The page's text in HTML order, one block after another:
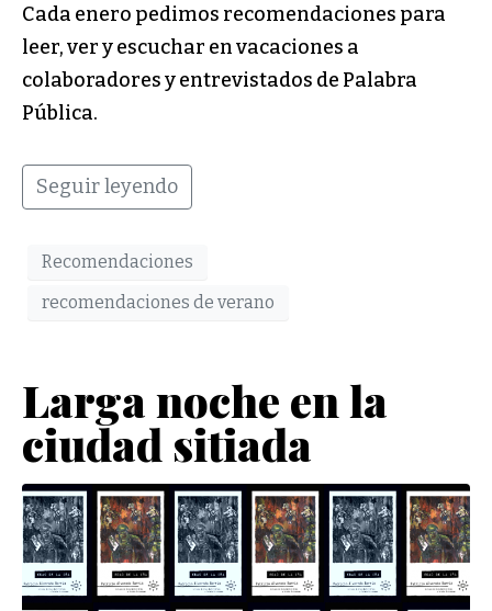
Cada enero pedimos recomendaciones para
leer, ver y escuchar en vacaciones a
colaboradores y entrevistados de Palabra
Pública.
Seguir leyendo
Recomendaciones
recomendaciones de verano
Larga noche en la
ciudad sitiada